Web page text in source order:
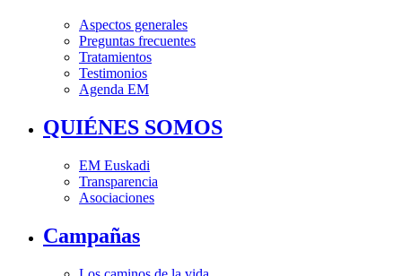
Aspectos generales
Preguntas frecuentes
Tratamientos
Testimonios
Agenda EM
QUIÉNES SOMOS
EM Euskadi
Transparencia
Asociaciones
Campañas